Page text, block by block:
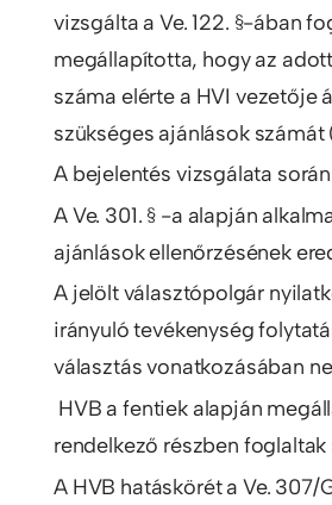
vizsgálta a Ve. 122. §-ában
megállapította, hogy az
száma elérte a HVI vezetője
szükséges ajánlások számát
A bejelentés vizsgálata
A Ve. 301. § -a alapján
ajánlások ellenőrzésének
A jelölt választópolgár
irányuló tevékenység
választás vonatkozásában
HVB a fentiek alapján
rendelkező részben
A HVB hatáskörét a Ve. 307/